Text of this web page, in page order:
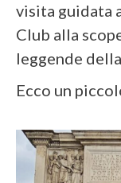
visita guidata
Club alla
leggende
Ecco un